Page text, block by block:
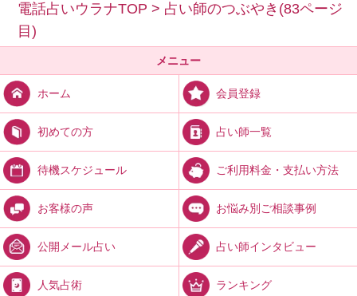
電話占いウラナTOP > 占い師のつぶやき(83ページ
目)
メニュー
ホーム 会員登録
初めての方 占い師一覧
待機スケジュール ご利用料金・支払い方法
お客様の声 お悩み別ご相談事例
公開メール占い 占い師インタビュー
人気占術 ランキング